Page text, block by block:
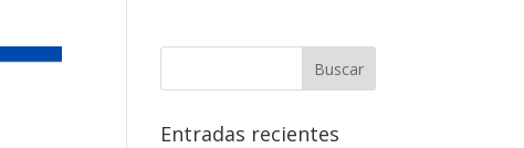
Entradas recientes